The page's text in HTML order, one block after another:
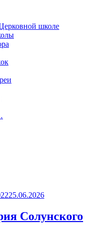
школе
25.06.2026
Солунского